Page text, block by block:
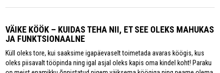
VÄIKE KÖÖK – KUIDAS TEHA NII, ET SEE OLEKS MAHUKAS
JA FUNKTSIONAALNE
Küll oleks tore, kui saaksime igapäevaselt toimetada avaras köögis, kus
oleks piisavalt tööpinda ning igal asjal oleks kapis oma kindel koht! Paraku